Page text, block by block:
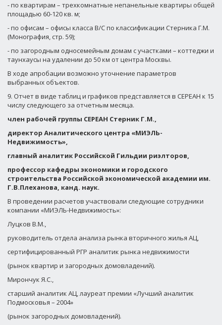
- по квартирам – трехкомнатные непанельные квартиры общей
площадью 60-120 кв. м;
- по офисам – офисы класса В/С по классификации Стерника Г.М.
(Монография, стр. 59);
- по загородным односемейным домам с участками – коттеджи и
таунхаусы на удалении до 50 км от центра Москвы.
В ходе апробации возможно уточнение параметров
выбранных объектов.
9. Отчет в виде таблиц и графиков представляется в СЕРЕАН к 15
числу следующего за отчетным месяца.
член рабочей группы СЕРЕАН Стерник Г.М.,
директор Аналитического центра «МИЭЛЬ-
Недвижимость»,
главный аналитик Российской Гильдии риэлторов,
профессор кафедры экономики и городского
строительства Российской экономической академии им.
Г.В.Плеханова, канд. наук.
В проведении расчетов участвовали следующие сотрудники
компании «МИЭЛЬ-Недвижимость»:
Луцков В.М.,
руководитель отдела анализа рынка вторичного жилья АЦ,
сертифицированный РГР аналитик рынка недвижимости
(рынок квартир и загородных домовладений).
Мирончук Я.С.,
старший аналитик АЦ, лауреат премии «Лучший аналитик
Подмосковья – 2004»
(рынок загородных домовладений).